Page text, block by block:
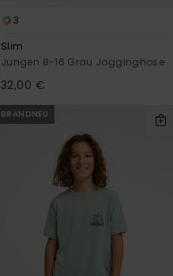
3
Slim
Jungen 8-16 Grau Jogginghose
32,00 €
BRANDNEU